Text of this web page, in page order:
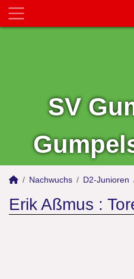
SV
Nachwuchs D2-Junioren
Erik Aßmus :